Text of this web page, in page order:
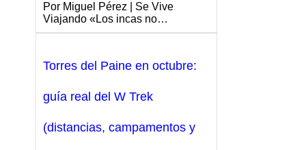
Por Miguel Pérez | Se Vive
Viajando «Los incas no…
Torres del Paine en octubre:
guía real del W Trek
(distancias, campamentos y